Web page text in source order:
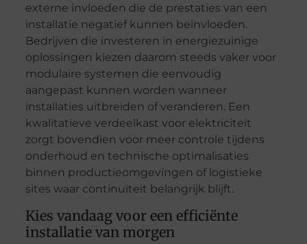
externe invloeden die de prestaties van een
installatie negatief kunnen beïnvloeden.
Bedrijven die investeren in energiezuinige
oplossingen kiezen daarom steeds vaker voor
modulaire systemen die eenvoudig
aangepast kunnen worden wanneer
installaties uitbreiden of veranderen. Een
kwalitatieve verdeelkast voor elektriciteit
zorgt bovendien voor meer controle tijdens
onderhoud en technische optimalisaties
binnen productieomgevingen of logistieke
sites waar continuïteit belangrijk blijft.
Kies vandaag voor een efficiënte
installatie van morgen